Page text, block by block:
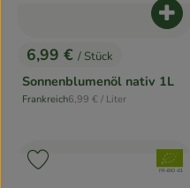
, Preis:
6,99 € / Stück
Sonnenblumenöl nativ 1L
, Herkunft:
Frankreich, Referenzpreis:
6,99 € / Liter
,
, Kontrollstelle:
FR-BIO-01
Produkt zu Favouriten